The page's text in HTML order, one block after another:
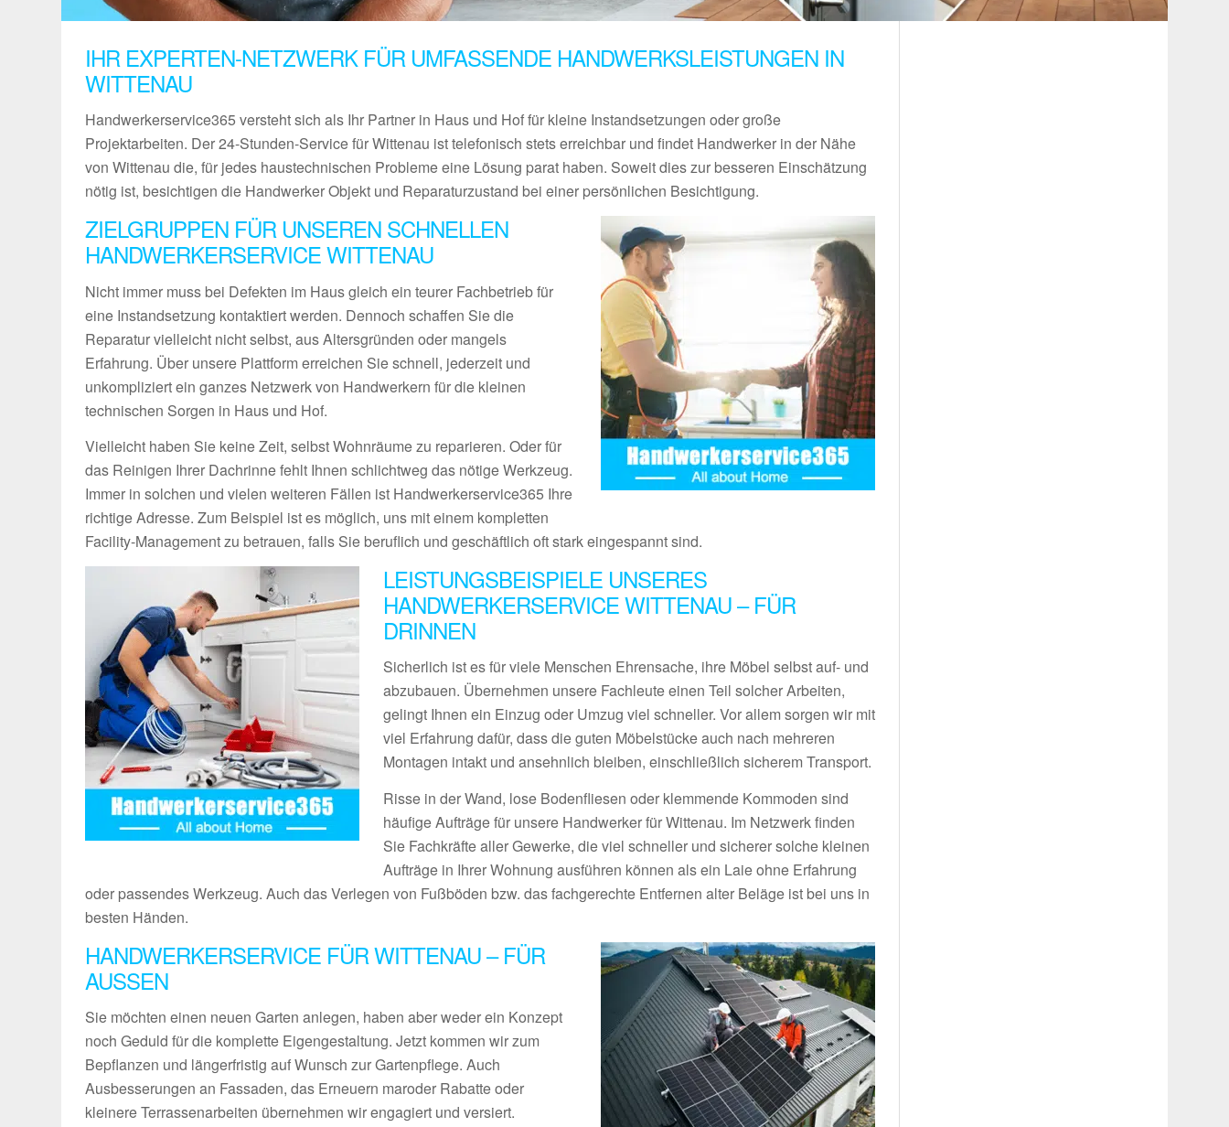
IHR EXPERTEN-NETZWERK FÜR UMFASSENDE HANDWERKSLEISTUNGEN IN
WITTENAU
Handwerkerservice365 versteht sich als Ihr Partner in Haus und Hof für kleine Instandsetzungen oder große
Projektarbeiten. Der 24-Stunden-Service für Wittenau ist telefonisch stets erreichbar und findet Handwerker in der Nähe
von Wittenau die, für jedes haustechnischen Probleme eine Lösung parat haben. Soweit dies zur besseren Einschätzung
nötig ist, besichtigen die Handwerker Objekt und Reparaturzustand bei einer persönlichen Besichtigung.
ZIELGRUPPEN FÜR UNSEREN SCHNELLEN
HANDWERKERSERVICE WITTENAU
Nicht immer muss bei Defekten im Haus gleich ein teurer Fachbetrieb für
eine Instandsetzung kontaktiert werden. Dennoch schaffen Sie die
Reparatur vielleicht nicht selbst, aus Altersgründen oder mangels
Erfahrung. Über unsere Plattform erreichen Sie schnell, jederzeit und
unkompliziert ein ganzes Netzwerk von Handwerkern für die kleinen
technischen Sorgen in Haus und Hof.
Vielleicht haben Sie keine Zeit, selbst Wohnräume zu reparieren. Oder für
das Reinigen Ihrer Dachrinne fehlt Ihnen schlichtweg das nötige Werkzeug.
Immer in solchen und vielen weiteren Fällen ist Handwerkerservice365 Ihre
richtige Adresse. Zum Beispiel ist es möglich, uns mit einem kompletten
Facility-Management zu betrauen, falls Sie beruflich und geschäftlich oft stark eingespannt sind.
LEISTUNGSBEISPIELE UNSERES
HANDWERKERSERVICE WITTENAU – FÜR
DRINNEN
Sicherlich ist es für viele Menschen Ehrensache, ihre Möbel selbst auf- und
abzubauen. Übernehmen unsere Fachleute einen Teil solcher Arbeiten,
gelingt Ihnen ein Einzug oder Umzug viel schneller. Vor allem sorgen wir mit
viel Erfahrung dafür, dass die guten Möbelstücke auch nach mehreren
Montagen intakt und ansehnlich bleiben, einschließlich sicherem Transport.
Risse in der Wand, lose Bodenfliesen oder klemmende Kommoden sind
häufige Aufträge für unsere Handwerker für Wittenau. Im Netzwerk finden
Sie Fachkräfte aller Gewerke, die viel schneller und sicherer solche kleinen
Aufträge in Ihrer Wohnung ausführen können als ein Laie ohne Erfahrung
oder passendes Werkzeug. Auch das Verlegen von Fußböden bzw. das fachgerechte Entfernen alter Beläge ist bei uns in
besten Händen.
HANDWERKERSERVICE FÜR WITTENAU – FÜR
AUSSEN
Sie möchten einen neuen Garten anlegen, haben aber weder ein Konzept
noch Geduld für die komplette Eigengestaltung. Jetzt kommen wir zum
Bepflanzen und längerfristig auf Wunsch zur Gartenpflege. Auch
Ausbesserungen an Fassaden, das Erneuern maroder Rabatte oder
kleinere Terrassenarbeiten übernehmen wir engagiert und versiert.